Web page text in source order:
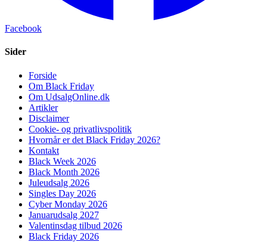
Facebook
Sider
Forside
Om Black Friday
Om UdsalgOnline.dk
Artikler
Disclaimer
Cookie- og privatlivspolitik
Hvornår er det Black Friday 2026?
Kontakt
Black Week 2026
Black Month 2026
Juleudsalg 2026
Singles Day 2026
Cyber Monday 2026
Januarudsalg 2027
Valentinsdag tilbud 2026
Black Friday 2026